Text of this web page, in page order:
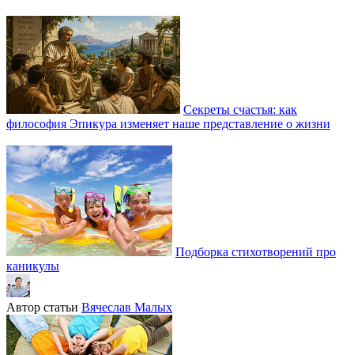
Секреты счастья: как
философия Эпикура изменяет наше представление о жизни
Подборка стихотворений про
каникулы
Автор статьи Вячеслав Малых